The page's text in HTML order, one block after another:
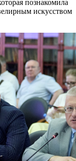
познакомила
искусством